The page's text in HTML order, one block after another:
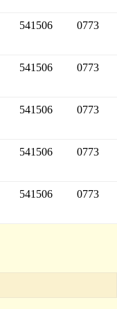
541506 0773
541506 0773
541506 0773
541506 0773
541506 0773